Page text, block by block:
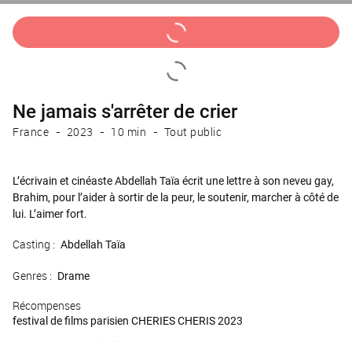
Ne jamais s'arrêter de crier
France 2023 10 min Tout public
L’écrivain et cinéaste Abdellah Taïa écrit une lettre à son neveu gay,
Brahim, pour l’aider à sortir de la peur, le soutenir, marcher à côté de
lui. L’aimer fort.
Casting : Abdellah Taïa
Genres : Drame
Récompenses
festival de films parisien CHERIES CHERIS 2023